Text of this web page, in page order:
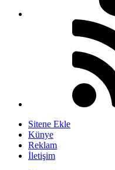
Sitene Ekle
Künye
Reklam
İletişim